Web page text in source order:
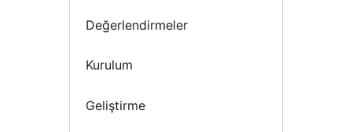
Değerlendirmeler
Kurulum
Geliştirme